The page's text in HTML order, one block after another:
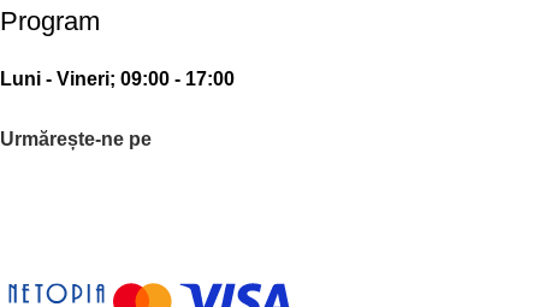
Program
Luni - Vineri; 09:00 - 17:00
Urmărește-ne pe